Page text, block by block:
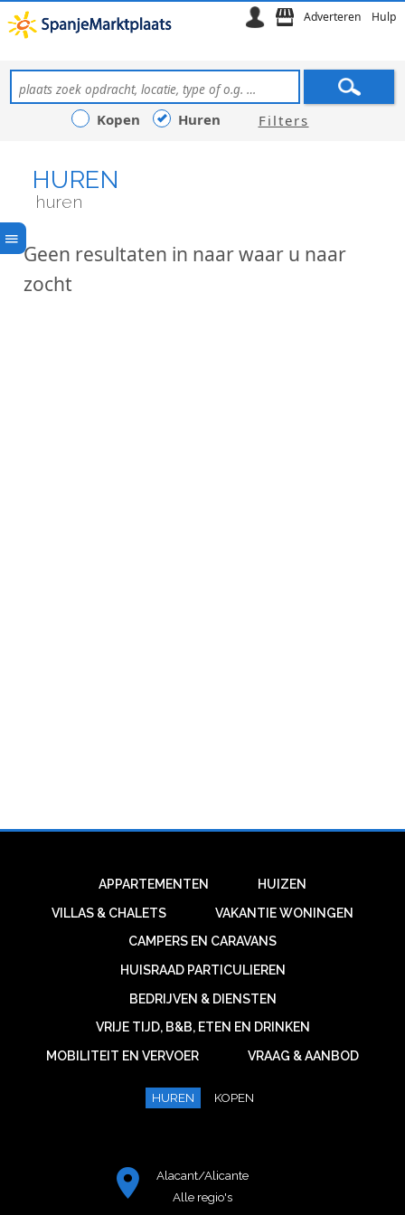
Adverteren Hulp
Kopen Huren Filters
HUREN
huren
Geen resultaten in naar waar u naar
zocht
APPARTEMENTEN
HUIZEN
VILLAS & CHALETS
VAKANTIE WONINGEN
CAMPERS EN CARAVANS
HUISRAAD PARTICULIEREN
BEDRIJVEN & DIENSTEN
VRIJE TIJD, B&B, ETEN EN DRINKEN
MOBILITEIT EN VERVOER
VRAAG & AANBOD
HUREN KOPEN
Alacant/Alicante
Alle regio's